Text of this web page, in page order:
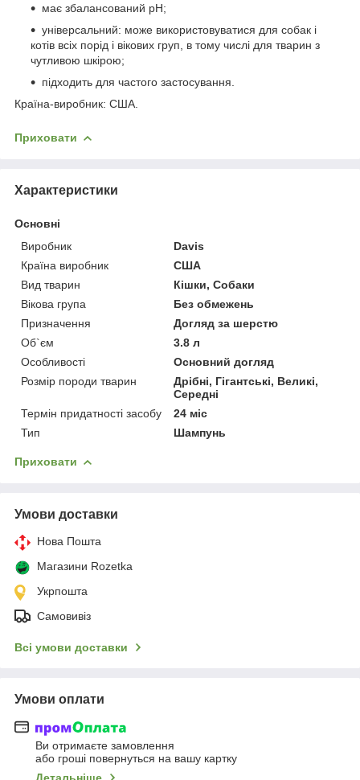
має збалансований рН;
універсальний: може використовуватися для собак і
котів всіх порід і вікових груп, в тому числі для тварин з
чутливою шкірою;
підходить для частого застосування.
Країна-виробник: США.
Приховати
Характеристики
Основні
Виробник
Davis
Країна виробник
США
Вид тварин
Кішки, Собаки
Вікова група
Без обмежень
Призначення
Догляд за шерстю
Об`єм
3.8 л
Особливості
Основний догляд
Розмір породи тварин
Дрібні, Гігантські, Великі,
Середні
Термін придатності засобу
24 міс
Тип
Шампунь
Приховати
Умови доставки
Нова Пошта
Магазини Rozetka
Укрпошта
Самовивіз
Всі умови доставки
Умови оплати
Ви отримаєте замовлення
або гроші повернуться на вашу картку